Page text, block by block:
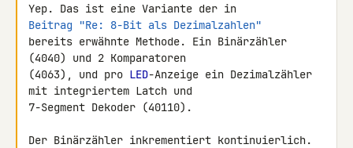
Beitrag "Re: 8-Bit als Dezimalzahlen"
bereits erwähnte Methode. Ein Binärzähler
(4040) und 2 Komparatoren
(4063), und pro LED-Anzeige ein Dezimalzähler
mit integriertem Latch und
7-Segment Dekoder (40110).
Der Binärzähler inkrementiert kontinuierlich.